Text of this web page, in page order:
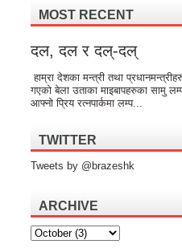
MOST RECENT
दल, दल र दल्-दल्
हाम्रा देशका मन्त्री तथा
गएको बेला उताका माइबापहरुका सामु
आफ्नो प्रिय रत्नपार्कमा लम्प...
TWITTER
Tweets by @brazeshk
ARCHIVE